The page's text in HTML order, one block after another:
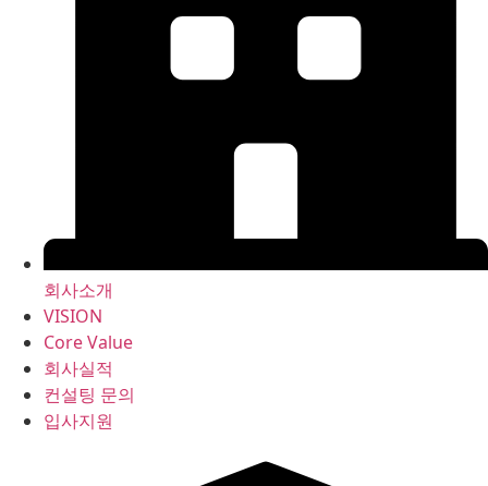
회사소개
VISION
Core Value
회사실적
컨설팅 문의
입사지원